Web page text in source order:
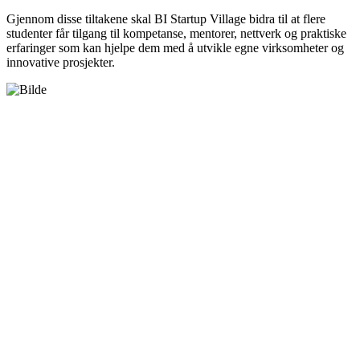
Gjennom disse tiltakene skal BI Startup Village bidra til at flere
studenter får tilgang til kompetanse, mentorer, nettverk og praktiske
erfaringer som kan hjelpe dem med å utvikle egne virksomheter og
innovative prosjekter.